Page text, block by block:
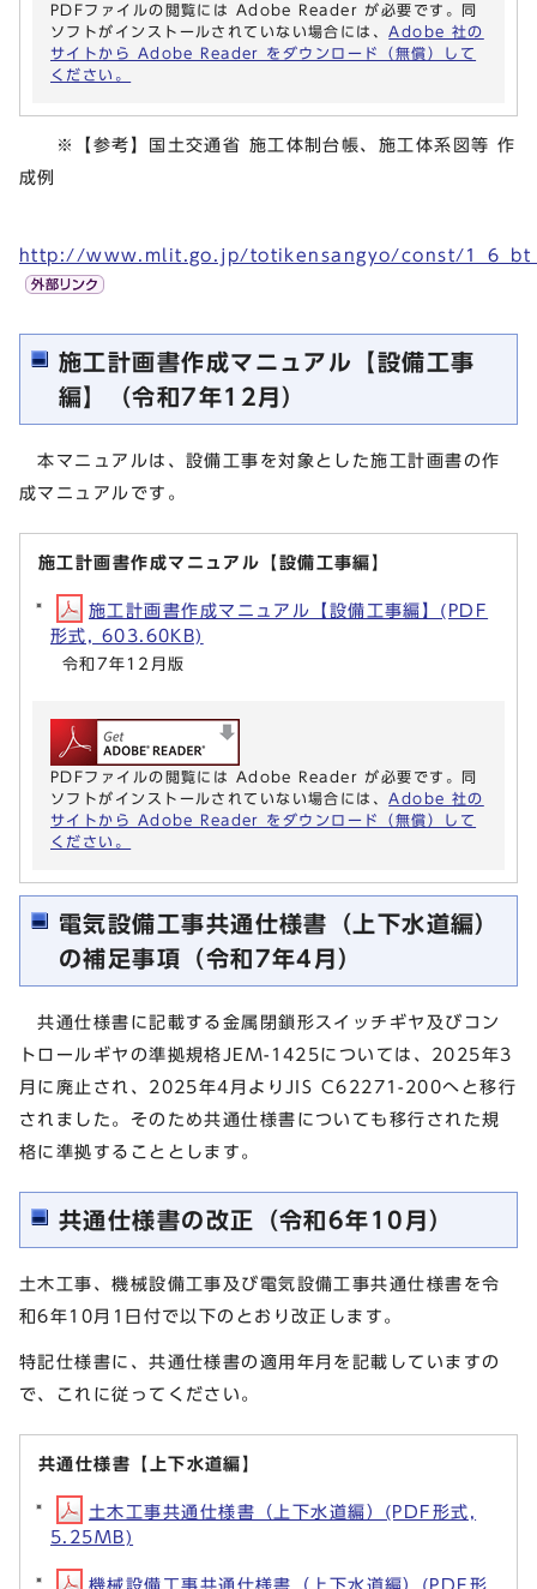
PDFファイルの閲覧には Adobe Reader が必要です。同
ソフトがインストールされていない場合には、 Adobe 社の
サイトから Adobe Reader をダウンロード（無償）して
ください。
※【参考】国土交通省 施工体制台帳、施工体系図等 作
成例
http://www.mlit.go.jp/totikensangyo/const/
施工計画書作成マニュアル【設備工事
編】（令和7年12月）
本マニュアルは、設備工事を対象とした施工計画書の作
成マニュアルです。
施工計画書作成マニュアル【設備工事編】
施工計画書作成マニュアル【設備工事編】(PDF
形式, 603.60KB)
令和7年12月版
PDFファイルの閲覧には Adobe Reader が必要です。同
ソフトがインストールされていない場合には、 Adobe 社の
サイトから Adobe Reader をダウンロード（無償）して
ください。
電気設備工事共通仕様書（上下水道編）
の補足事項（令和7年4月）
共通仕様書に記載する金属閉鎖形スイッチギヤ及びコン
トロールギヤの準拠規格JEM-1425については、2025年3
月に廃止され、2025年4月よりJIS C62271-200へと移行
されました。そのため共通仕様書についても移行された規
格に準拠することとします。
共通仕様書の改正（令和6年10月）
土木工事、機械設備工事及び電気設備工事共通仕様書を令
和6年10月1日付で以下のとおり改正します。
特記仕様書に、共通仕様書の適用年月を記載していますの
で、これに従ってください。
共通仕様書【上下水道編】
土木工事共通仕様書（上下水道編）(PDF形式,
5.25MB)
機械設備工事共通仕様書（上下水道編）(PDF形